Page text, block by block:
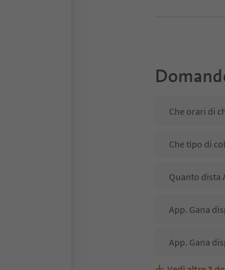
Che orari di
Che tipo di
Quanto dista
App. Gana
App. Gana